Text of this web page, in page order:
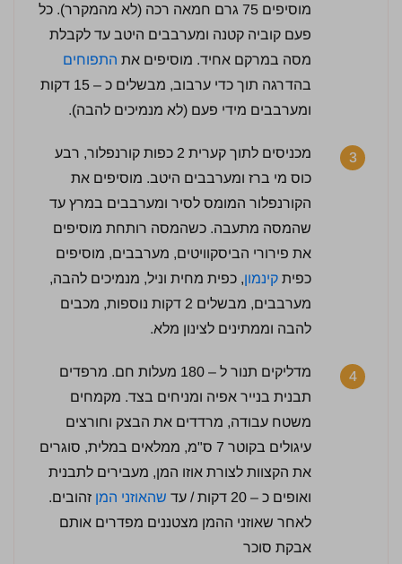
מוסיפים 75 גרם חמאה רכה (לא מהמקרר). כל
פעם קוביה קטנה ומערבבים היטב עד לקבלת
מסה במרקם אחיד. מוסיפים את התפוחים
בהדרגה תוך כדי ערבוב, מבשלים כ – 15 דקות
ומערבבים מידי פעם (לא מנמיכים להבה).
3
מכניסים לתוך קערית 2 כפות קורנפלור, רבע
כוס מי ברז ומערבבים היטב. מוסיפים את
הקורנפלור המומס לסיר ומערבבים במרץ עד
שהמסה מתעבה. כשהמסה רותחת מוסיפים
את פירורי הביסקוויטים, מערבבים, מוסיפים
כפית קינמון, כפית מחית וניל, מנמיכים להבה,
מערבבים, מבשלים 2 דקות נוספות, מכבים
להבה וממתינים לצינון מלא.
4
מדליקים תנור ל – 180 מעלות חם. מרפדים
תבנית בנייר אפיה ומניחים בצד. מקמחים
משטח עבודה, מרדדים את הבצק וחורצים
עיגולים בקוטר 7 ס"מ, ממלאים במלית, סוגרים
את הקצוות לצורת אוזו המן, מעבירים לתבנית
ואופים כ – 20 דקות / עד
שהאוזני המן זהובים.
לאחר שאוזני ההמן מצטננים מפדרים אותם
אבקת סוכר